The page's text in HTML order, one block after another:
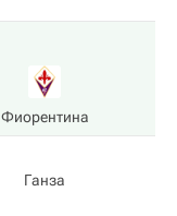
Фиорентина
Ганза